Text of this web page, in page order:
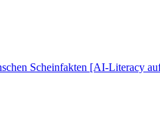
Scheinfakten [AI-Literacy